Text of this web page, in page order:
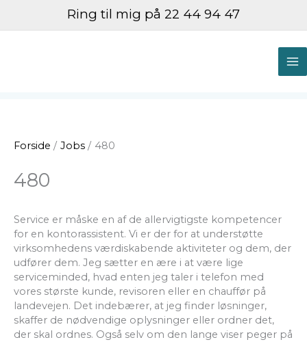
Ring til mig på 22 44 94 47
Forside Jobs 480
480
Service er måske en af de allervigtigste kompetencer
for en kontorassistent. Vi er der for at understøtte
virksomhedens værdiskabende aktiviteter og dem, der
udfører dem. Jeg sætter en ære i at være lige
serviceminded, hvad enten jeg taler i telefon med
vores største kunde, revisoren eller en chauffør på
landevejen. Det indebærer, at jeg finder løsninger,
skaffer de nødvendige oplysninger eller ordner det,
der skal ordnes. Også selv om den lange viser peger på